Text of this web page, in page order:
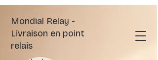
Mondial Relay -
Livraison en point
relais